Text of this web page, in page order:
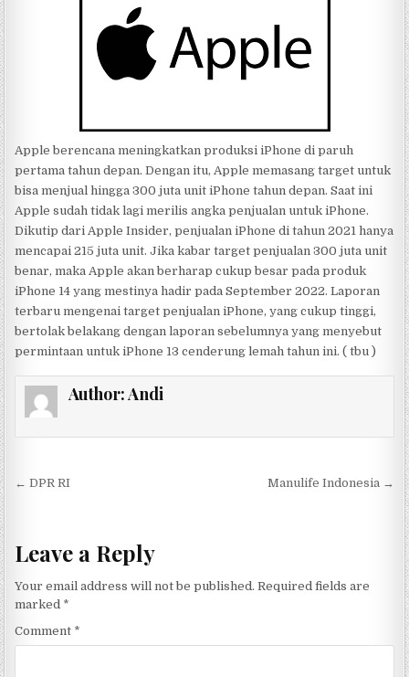
Apple berencana meningkatkan produksi iPhone di paruh
pertama tahun depan. Dengan itu, Apple memasang target untuk
bisa menjual hingga 300 juta unit iPhone tahun depan. Saat ini
Apple sudah tidak lagi merilis angka penjualan untuk iPhone.
Dikutip dari Apple Insider, penjualan iPhone di tahun 2021 hanya
mencapai 215 juta unit. Jika kabar target penjualan 300 juta unit
benar, maka Apple akan berharap cukup besar pada produk
iPhone 14 yang mestinya hadir pada September 2022. Laporan
terbaru mengenai target penjualan iPhone, yang cukup tinggi,
bertolak belakang dengan laporan sebelumnya yang menyebut
permintaan untuk iPhone 13 cenderung lemah tahun ini. ( tbu )
Author:Andi
Post navigation
← DPR RI Manulife Indonesia →
Leave a Reply
Your email address will not be published. Required fields are
marked *
Comment *